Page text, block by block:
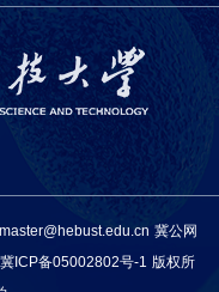
冀公网
冀ICP备05002802号-1 版权所